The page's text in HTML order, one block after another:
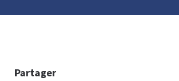
Partager